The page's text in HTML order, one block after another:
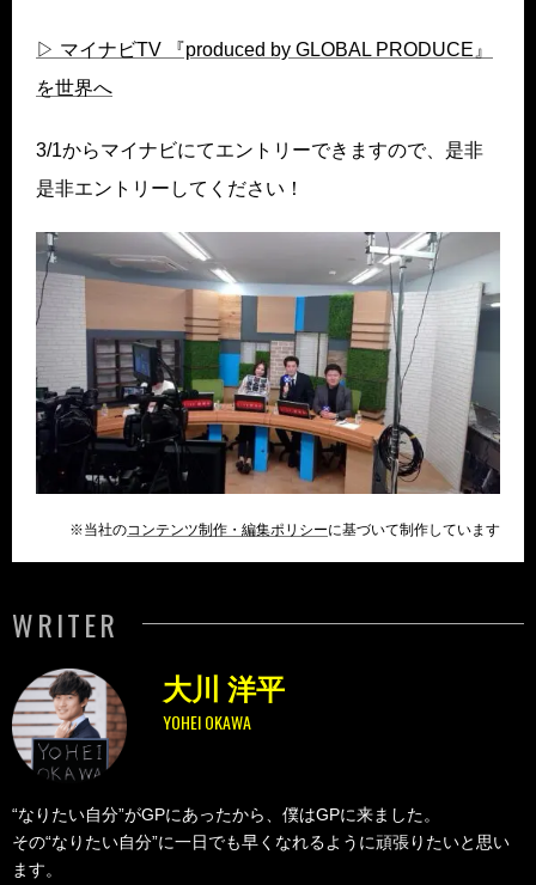
▷ マイナビTV 『produced by GLOBAL PRODUCE』
を世界へ
3/1からマイナビにてエントリーできますので、是非
是非エントリーしてください！
※当社のコンテンツ制作・編集ポリシーに基づいて制作しています
WRITER
YOHEI OKAWA
大川 洋平
“なりたい自分”がGPにあったから、僕はGPに来ました。
その“なりたい自分”に一日でも早くなれるように頑張りたいと思い
ます。